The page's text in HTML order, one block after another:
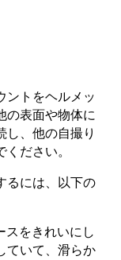
ントをヘルメッ
の表面や物体に
し、他の自撮り
ださい。
るには、以下の
スをきれいにし
ていて、滑らか